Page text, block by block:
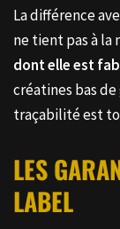
La différence
ne tient pas à la
dont elle est
créatines bas
traçabilité est
LES
LABEL